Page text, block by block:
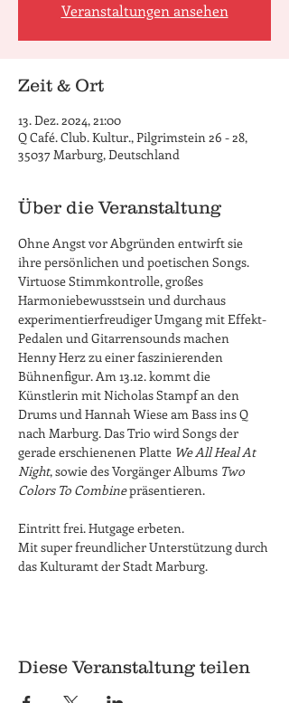
Veranstaltungen ansehen
Zeit & Ort
13. Dez. 2024, 21:00
Q Café. Club. Kultur., Pilgrimstein 26 - 28,
35037 Marburg, Deutschland
Über die Veranstaltung
Ohne Angst vor Abgründen entwirft sie
ihre persönlichen und poetischen Songs.
Virtuose Stimmkontrolle, großes
Harmoniebewusstsein und durchaus
experimentierfreudiger Umgang mit Effekt-
Pedalen und Gitarrensounds machen
Henny Herz zu einer faszinierenden
Bühnenfigur. Am 13.12. kommt die
Künstlerin mit Nicholas Stampf an den
Drums und Hannah Wiese am Bass ins Q
nach Marburg. Das Trio wird Songs der
gerade erschienenen Platte We All Heal At
Night, sowie des Vorgänger Albums Two
Colors To Combine präsentieren.
Eintritt frei. Hutgage erbeten.
Mit super freundlicher Unterstützung durch
das Kulturamt der Stadt Marburg.
Diese Veranstaltung teilen